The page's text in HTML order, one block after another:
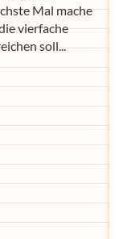
Mal mache
vierfache
soll...